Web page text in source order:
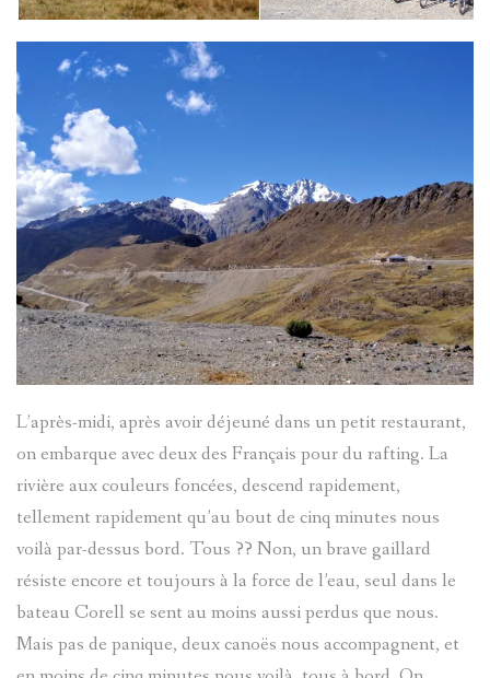
L’après-midi, après avoir déjeuné dans un petit restaurant,
on embarque avec deux des Français pour du rafting. La
rivière aux couleurs foncées, descend rapidement,
tellement rapidement qu’au bout de cinq minutes nous
voilà par-dessus bord. Tous ?? Non, un brave gaillard
résiste encore et toujours à la force de l’eau, seul dans le
bateau Corell se sent au moins aussi perdus que nous.
Mais pas de panique, deux canoës nous accompagnent, et